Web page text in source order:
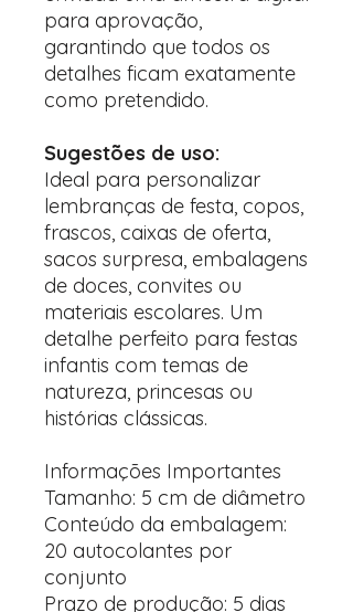
para aprovação,
garantindo que todos os
detalhes ficam exatamente
como pretendido.
Sugestões de uso:
Ideal para personalizar
lembranças de festa, copos,
frascos, caixas de oferta,
sacos surpresa, embalagens
de doces, convites ou
materiais escolares. Um
detalhe perfeito para festas
infantis com temas de
natureza, princesas ou
histórias clássicas.
Informações Importantes
Tamanho: 5 cm de diâmetro
Conteúdo da embalagem:
20 autocolantes por
conjunto
Prazo de produção: 5 dias